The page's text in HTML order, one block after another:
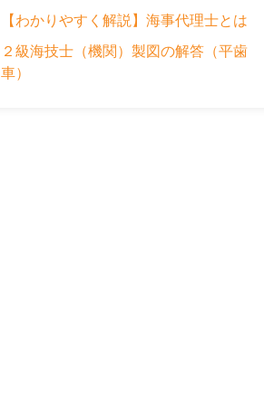
【わかりやすく解説】海事代理士とは
２級海技士（機関）製図の解答（平歯
車）